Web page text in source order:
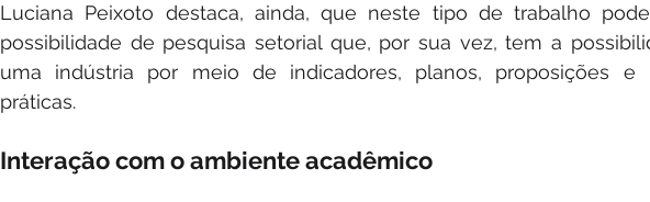
Luciana Peixoto destaca, ainda, que neste tipo de trabalho
possibilidade de pesquisa setorial que, por sua vez, tem a
uma indústria por meio de indicadores, planos, proposições e
práticas.
Interação com o ambiente acadêmico